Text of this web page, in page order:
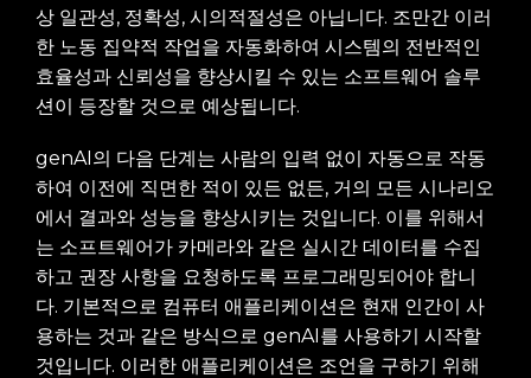
상 일관성, 정확성, 시의적절성은 아닙니다. 조만간 이러
한 노동 집약적 작업을 자동화하여 시스템의 전반적인
효율성과 신뢰성을 향상시킬 수 있는 소프트웨어 솔루
션이 등장할 것으로 예상됩니다.
genAI의 다음 단계는 사람의 입력 없이 자동으로 작동
하여 이전에 직면한 적이 있든 없든, 거의 모든 시나리오
에서 결과와 성능을 향상시키는 것입니다. 이를 위해서
는 소프트웨어가 카메라와 같은 실시간 데이터를 수집
하고 권장 사항을 요청하도록 프로그래밍되어야 합니
다. 기본적으로 컴퓨터 애플리케이션은 현재 인간이 사
용하는 것과 같은 방식으로 genAI를 사용하기 시작할
것입니다. 이러한 애플리케이션은 조언을 구하기 위해